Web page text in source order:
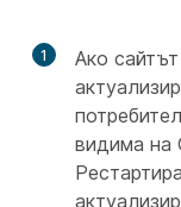
1
Ако
видима на